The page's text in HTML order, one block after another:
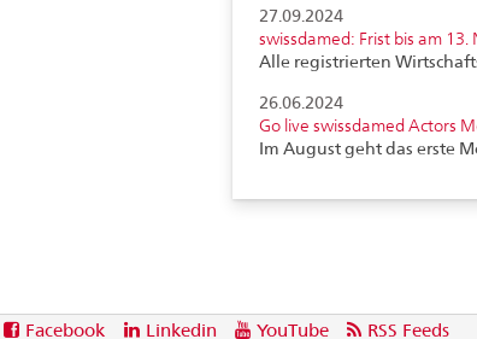
27.09.2024
swissdamed: Frist bis am
Alle registrierten
26.06.2024
Go live swissdamed Actors
Im August geht das erste
Facebook Linkedin YouTube RSS Feeds